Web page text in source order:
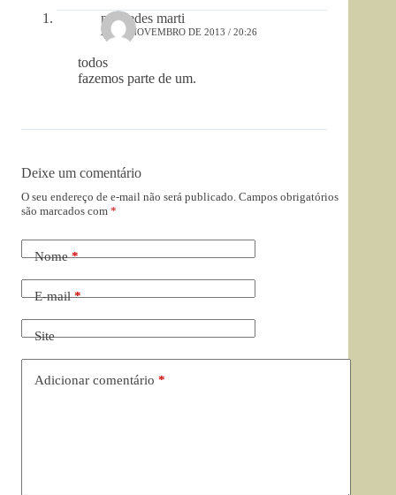
mercedes marti
28 DE NOVEMBRO DE 2013 / 20:26
todos
fazemos parte de um.
Deixe um comentário
O seu endereço de e-mail não será publicado. Campos obrigatórios
são marcados com *
Nome*
E-mail*
Site
Adicionar comentário *